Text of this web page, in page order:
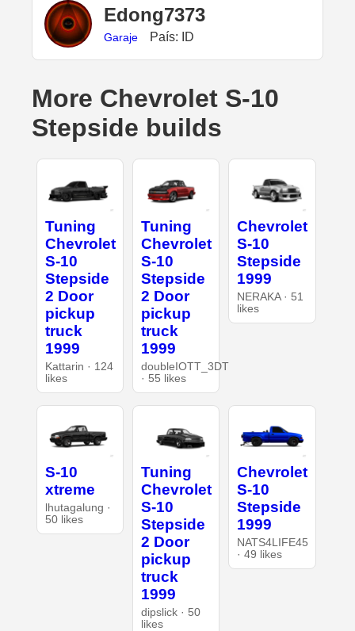
Edong7373
Garaje País: ID
More Chevrolet S-10
Stepside builds
Tuning
Chevrolet
S-10
Stepside
2 Door
pickup
truck
1999
Kattarin · 124
likes
Tuning
Chevrolet
S-10
Stepside
2 Door
pickup
truck
1999
doubleIOTT_3DT
· 55 likes
Chevrolet
S-10
Stepside
1999
NERAKA · 51
likes
S-10
xtreme
lhutagalung ·
50 likes
Tuning
Chevrolet
S-10
Stepside
2 Door
pickup
truck
1999
dipslick · 50
likes
Chevrolet
S-10
Stepside
1999
NATS4LIFE45
· 49 likes